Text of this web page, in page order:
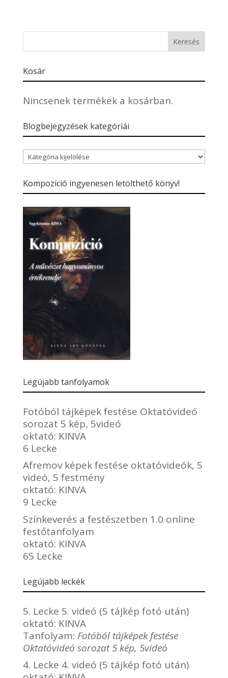
Kosár
Nincsenek termékek a kosárban.
Blogbejegyzések kategóriái
Blogbejegyzések
kategóriái
Kompozíció ingyenesen letölthető könyv!
Legújabb tanfolyamok
Fotóból tájképek festése Oktatóvideó
sorozat 5 kép, 5videó
oktató: KINVA
6 Lecke
Afremov képek festése oktatóvideók, 5
videó, 5 festmény
oktató: KINVA
9 Lecke
Színkeverés a festészetben 1.0 online
festőtanfolyam
oktató: KINVA
65 Lecke
Legújabb leckék
5. Lecke 5. videó (5 tájkép fotó után)
oktató: KINVA
Tanfolyam: Fotóból tájképek festése
Oktatóvideó sorozat 5 kép, 5videó
4. Lecke 4. videó (5 tájkép fotó után)